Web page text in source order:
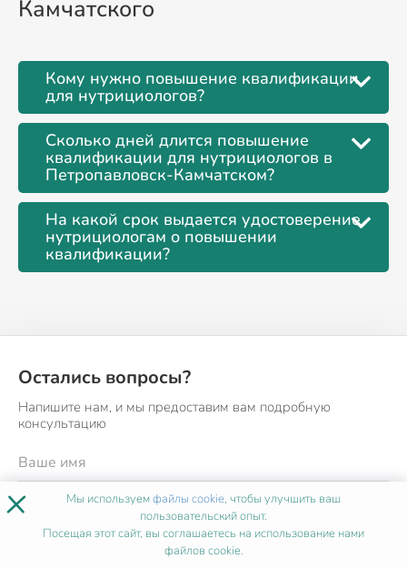
Камчатского
Кому нужно повышение квалификации
для нутрициологов?
Сколько дней длится повышение
квалификации для нутрициологов в
Петропавловск-Камчатском?
На какой срок выдается удостоверение
нутрициологам о повышении
квалификации?
Остались вопросы?
Напишите нам, и мы предоставим вам подробную
консультацию
× Мы используемфайлы cookie, чтобы улучшить ваш
пользовательский опыт.
Посещая этот сайт, вы соглашаетесь на использование нами
файлов cookie.